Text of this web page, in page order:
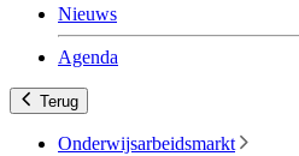
Nieuws
Agenda
Terug
Onderwijsarbeidsmarkt